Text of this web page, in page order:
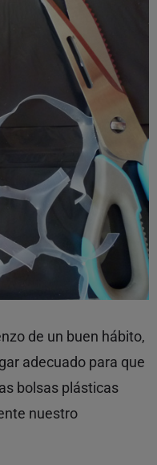
de un buen hábito,
adecuado para que
bolsas plásticas
nuestro